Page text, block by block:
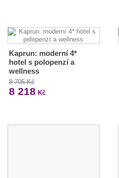
Kaprun: moderní 4*
hotel s polopenzí a
wellness
8 705 Kč
8 218 Kč